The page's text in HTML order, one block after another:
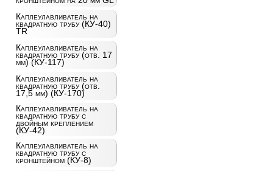
Каплеулавливатель на
квадратную трубу (КУ-40)
TR
Каплеулавливатель на
квадратную трубу (отв. 17
мм) (КУ-117)
Каплеулавливатель на
квадратную трубу (отв.
17,5 мм) (КУ-170)
Каплеулавливатель на
квадратную трубу с
двойным креплением
(КУ-42)
Каплеулавливатель на
квадратную трубу с
кронштейном (КУ-8)